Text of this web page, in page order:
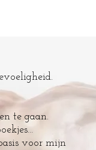
te gaan.
voor mijn